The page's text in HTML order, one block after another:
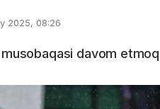
2025, 08:26
musobaqasi davom